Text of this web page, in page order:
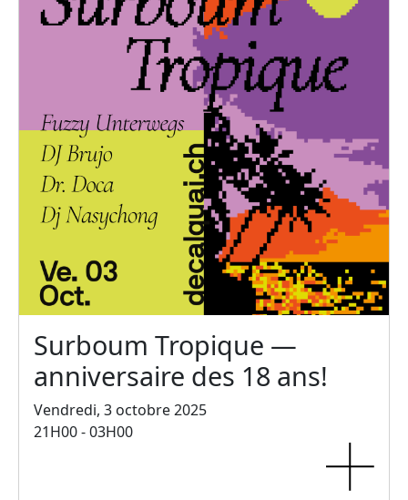
Surboum Tropique —
anniversaire des 18 ans!
Vendredi, 3 octobre 2025
21H00 - 03H00